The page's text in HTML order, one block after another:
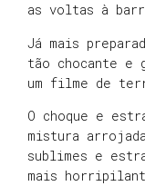
as voltas à
Já mais
tão chocante e
um filme de
O choque e
mistura
sublimes e
mais